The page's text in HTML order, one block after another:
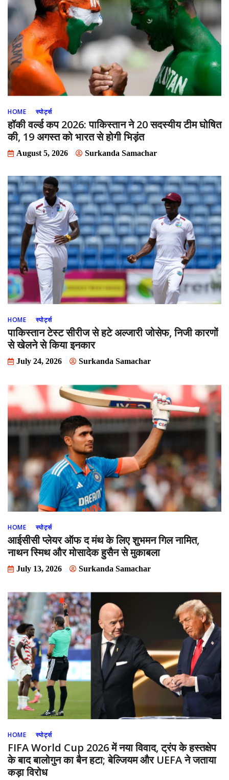
HOME स्पोर्ट्स
हॉकी वर्ल्ड कप 2026: पाकिस्तान ने 20 सदस्यीय टीम घोषित
की, 19 अगस्त को भारत से होगी भिड़ंत
August 5, 2026 Surkanda Samachar
HOME स्पोर्ट्स
पाकिस्तान टेस्ट सीरीज से हटे अल्जारी जोसेफ, निजी कारणों
से खेलने से किया इनकार
July 24, 2026 Surkanda Samachar
HOME स्पोर्ट्स
आईसीसी प्लेयर ऑफ द मंथ के लिए शुभमन गिल नामित,
नाथन स्मिथ और मोसादेक हुसैन से मुकाबला
July 13, 2026 Surkanda Samachar
HOME स्पोर्ट्स
FIFA World Cup 2026 में नया विवाद, ट्रंप के हस्तक्षेप
के बाद बालोगुन का बैन हटा; बेल्जियम और UEFA ने जताया
कड़ा विरोध